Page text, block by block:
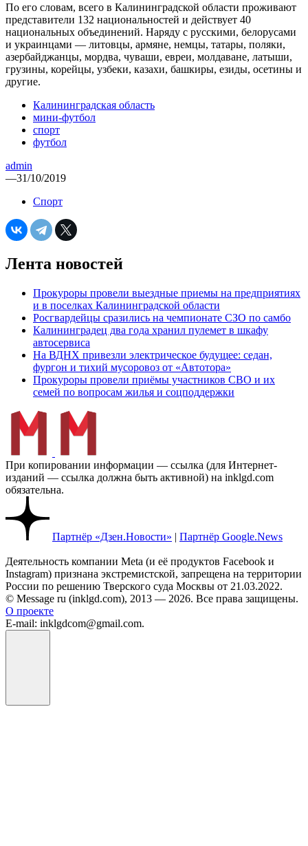
По его словам, всего в Калининградской области проживают
представители 132 национальностей и действует 40
национальных объединений. Наряду с русскими, белорусами
и украинцами — литовцы, армяне, немцы, татары, поляки,
азербайджанцы, мордва, чуваши, евреи, молдаване, латыши,
грузины, корейцы, узбеки, казахи, башкиры, езиды, осетины и
другие.
Калининградская область
мини-футбол
спорт
футбол
admin
—31/10/2019
Спорт
Лента новостей
Прокуроры провели выездные приемы на предприятиях
и в поселках Калининградской области
Росгвардейцы сразились на чемпионате СЗО по самбо
Калининградец два года хранил пулемет в шкафу
автосервиса
На ВДНХ привезли электрическое будущее: седан,
фургон и тихий мусоровоз от «Автотора»
Прокуроры провели приёмы участников СВО и их
семей по вопросам жилья и соцподдержки
При копировании информации — ссылка (для Интернет-
изданий — ссылка должна быть активной) на inklgd.com
обязательна.
Партнёр «Дзен.Новости» | Партнёр Google.News
Деятельность компании Meta (и её продуктов Facebook и
Instagram) признана экстремистской, запрещена на территории
России по решению Тверского суда Москвы от 21.03.2022.
© Message ru (inklgd.com), 2013 — 2026. Все права защищены.
О проекте
E-mail: inklgdcom@gmail.com.